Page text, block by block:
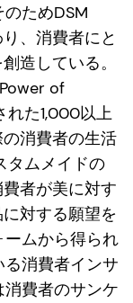
ためDSM
、消費者にと
造している。
of
れた1,000以上
消費者の生活
タムメイドの
者が美に対す
対する願望を
ムから得られ
消費者インサ
費者のサンケ